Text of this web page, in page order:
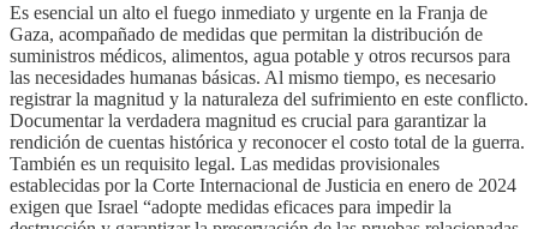
Es esencial un alto el fuego inmediato y urgente en la Franja de
Gaza, acompañado de medidas que permitan la distribución de
suministros médicos, alimentos, agua potable y otros recursos para
las necesidades humanas básicas. Al mismo tiempo, es necesario
registrar la magnitud y la naturaleza del sufrimiento en este conflicto.
Documentar la verdadera magnitud es crucial para garantizar la
rendición de cuentas histórica y reconocer el costo total de la guerra.
También es un requisito legal. Las medidas provisionales
establecidas por la Corte Internacional de Justicia en enero de 2024
exigen que Israel “adopte medidas eficaces para impedir la